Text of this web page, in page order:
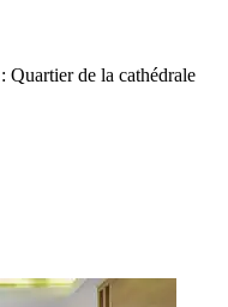
Quartier de la cathédrale